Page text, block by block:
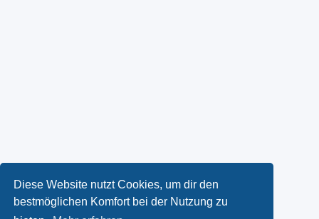
Diese Website nutzt Cookies, um dir den
bestmöglichen Komfort bei der Nutzung zu